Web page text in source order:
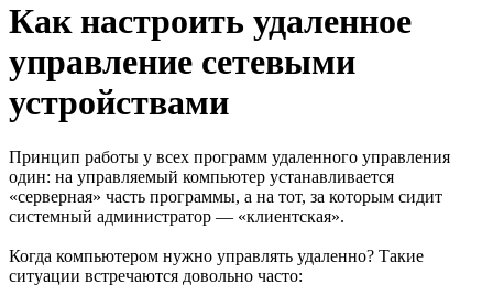
Как настроить удаленное
управление сетевыми
устройствами
Принцип работы у всех программ удаленного управления
один: на управляемый компьютер устанавливается
«серверная» часть программы, а на тот, за которым сидит
системный администратор — «клиентская».
Когда компьютером нужно управлять удаленно? Такие
ситуации встречаются довольно часто: